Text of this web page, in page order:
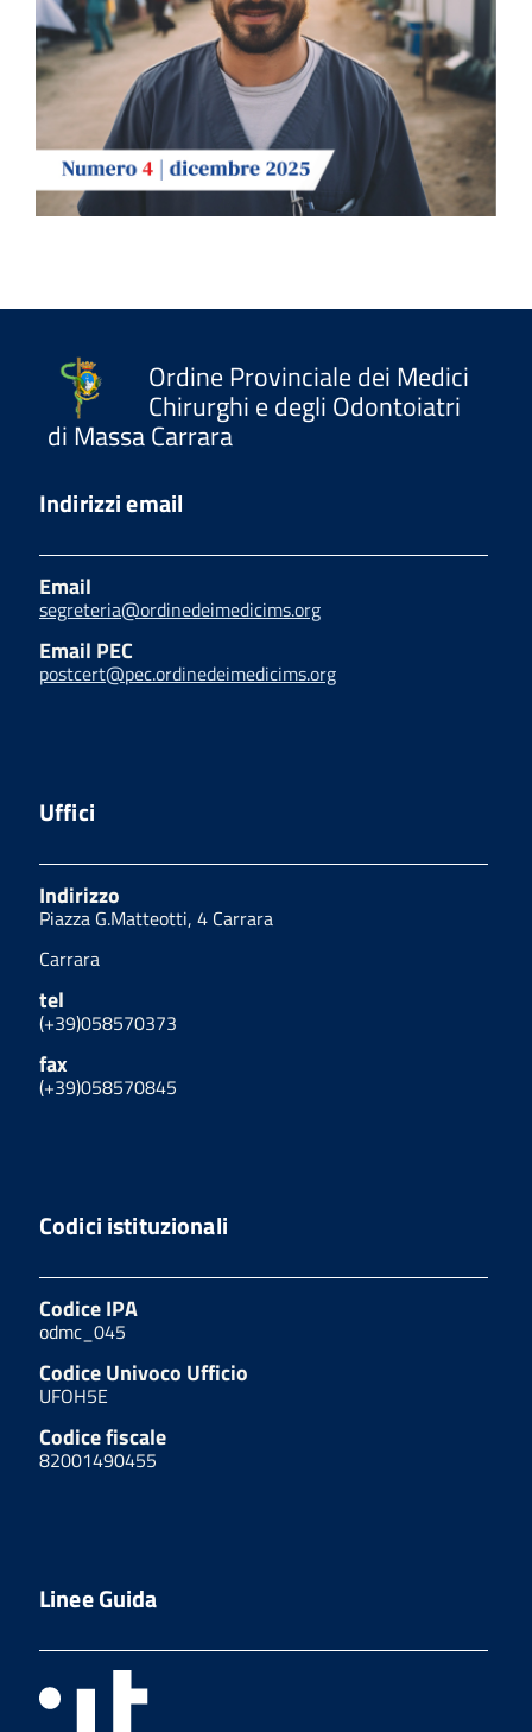
Ordine Provinciale dei Medici
Chirurghi e degli Odontoiatri
di Massa Carrara
Indirizzi email
Email
segreteria@ordinedeimedicims.org
Email PEC
postcert@pec.ordinedeimedicims.org
Uffici
Indirizzo
Piazza G.Matteotti, 4 Carrara
Carrara
tel
(+39)058570373
fax
(+39)058570845
Codici istituzionali
Codice IPA
odmc_045
Codice Univoco Ufficio
UFOH5E
Codice fiscale
82001490455
Linee Guida